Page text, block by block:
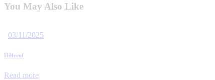
You May Also Like
03/11/2025
Hilferuf
Read more